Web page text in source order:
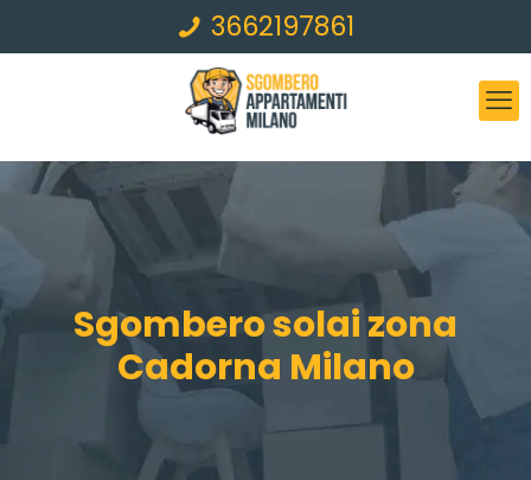
3662197861
Sgombero solai zona
Cadorna Milano